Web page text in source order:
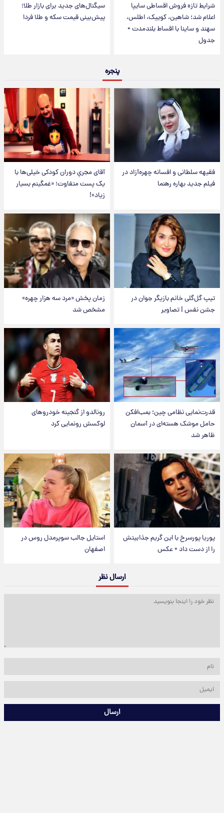
شرایط تازه فروش اقساطی سایپا
اعلام شد؛ شاهین، کوییک، اطلس،
سهند و ساینا با اقساط بلندمدت +
جدول
سیگنال‌های جدید برای بازار طلا؛
پیش‌بینی قیمت سکه و طلا فردا
پنجره
فقیهه سلطانی و افسانه چهره‌آزاد در
فیلم جدید بهاره رهنما
آقای مجریِ دوران کودکی خیلی‌ها با
یک پست متفاوت؛ «غمگینم بسیار
زیاد»!
تیپ گل‌گلی خانم بازیگر جوان در
جشن نفس | تصاویر
زمان پخش «مرد سه هزار چهره»
مشخص شد
قدرت‌نمایی نظامی چین؛ بمب‌افکن
حامل موشک هسته‌ای در آسمان
ظاهر شد
رونالدو از گنجینه خودروهای
لوکسش رونمایی کرد
پوریا پورسرخ با این گریم جذابیتش
را از دست داد + عکس
استایل جالب سوپرمدل روس در
اصفهان
ارسال نظر
ارسال